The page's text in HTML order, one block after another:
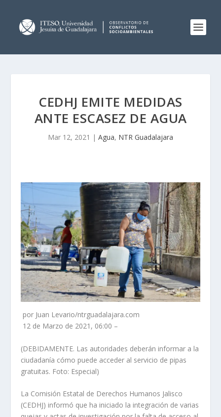
CEDHJ EMITE MEDIDAS
ANTE ESCASEZ DE AGUA
Mar 12, 2021 | Agua, NTR Guadalajara
por Juan Levario/ntrguadalajara.com
12 de Marzo de 2021, 06:00 –
(DEBIDAMENTE. Las autoridades deberán informar a la
ciudadanía cómo puede acceder al servicio de pipas
gratuitas. Foto: Especial)
La Comisión Estatal de Derechos Humanos Jalisco
(CEDHJ) informó que ha iniciado la integración de varias